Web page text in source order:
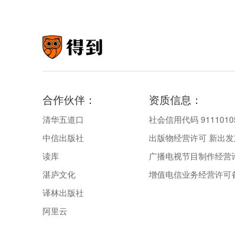
合作伙伴：
清华五道口
中信出版社
读库
湛庐文化
译林出版社
阿里云
资质信息：
社会信用代码
出版物经营许可 新出
广播电视节目制作经
增值电信业务经营许